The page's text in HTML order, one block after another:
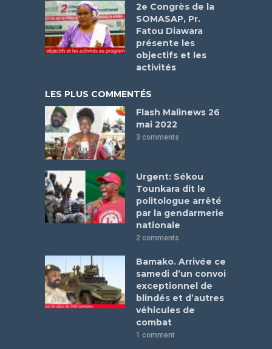
2e Congrès de la
SOMASAP, Pr.
Fatou Diawara
présente les
objectifs et les
activités
LES PLUS COMMENTÉS
Flash Malinews 26
mai 2022
3 comments
Urgent: Sékou
Tounkara dit le
politologue arrêté
par la gendarmerie
nationale
2 comments
Bamako. Arrivée ce
samedi d’un convoi
exceptionnel de
blindés et d’autres
véhicules de
combat
1 comment